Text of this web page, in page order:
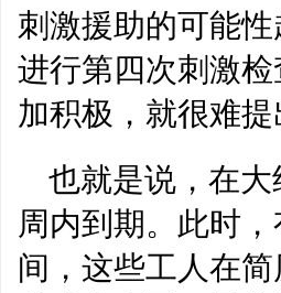
刺激援助的可能
进行第四次刺激
加积极，就很难
也就是说，在
周内到期。此时
间，这些工人在